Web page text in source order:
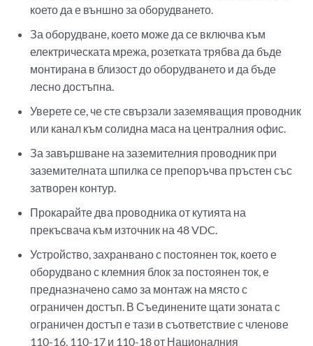
което да е външно за оборудването.
За оборудване, което може да се включва към
електрическата мрежа, розетката трябва да бъде
монтирана в близост до оборудването и да бъде
лесно достъпна.
Уверете се, че сте свързали заземяващия проводник
или канал към солидна маса на централния офис.
За завършване на заземителния проводник при
заземителната шпилка се препоръчва пръстен със
затворен контур.
Прокарайте два проводника от кутията на
прекъсвача към източник на 48 VDC.
Устройство, захранвано с постоянен ток, което е
оборудвано с клемния блок за постоянен ток, е
предназначено само за монтаж на място с
ограничен достъп. В Съединените щати зоната с
ограничен достъп е тази в съответствие с членове
110-16, 110-17 и 110-18 от Националния